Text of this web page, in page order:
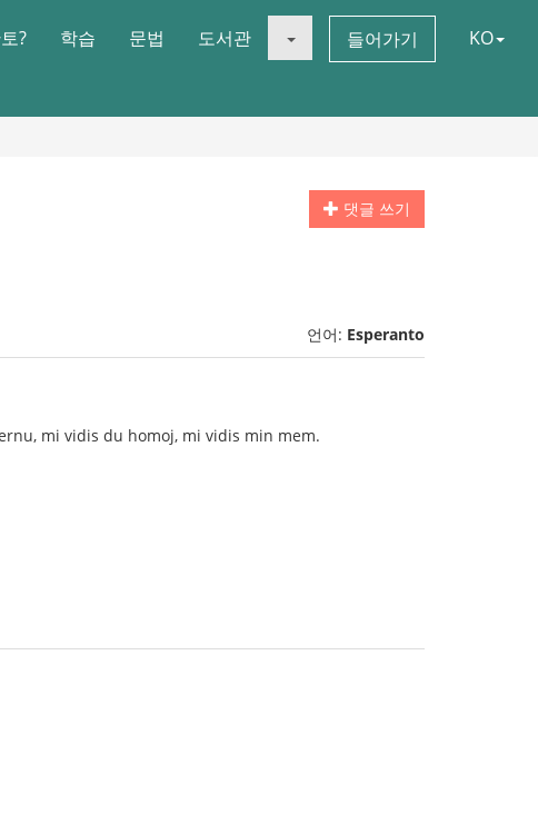
? 학습 문법 도서관 들어가기 KO
댓글 쓰기
언어: Esperanto
mi vidis du homoj, mi vidis min mem.